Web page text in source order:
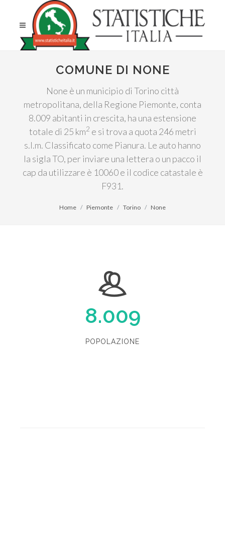
COMUNE DI NONE
None è un municipio di Torino città
metropolitana, della Regione Piemonte, conta
8.009 abitanti in crescita, ha una estensione
totale di 25 km2 e si trova a quota 246 metri
s.l.m. Classificato come Pianura. Le auto hanno
la sigla TO, per inviare una lettera o un pacco il
cap da utilizzare è 10060 e il codice catastale è
F931.
Home Piemonte Torino None
8.009
POPOLAZIONE